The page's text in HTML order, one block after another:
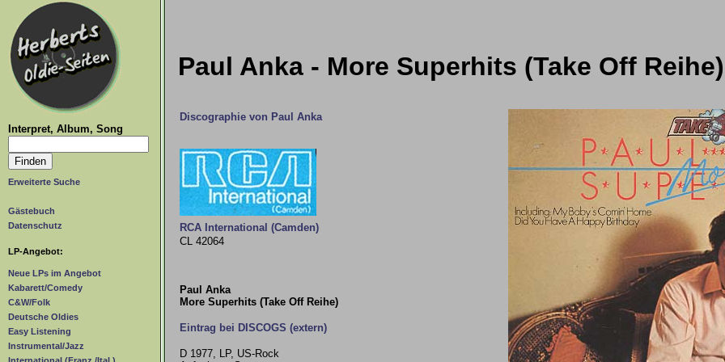
Interpret, Album, Song
Erweiterte Suche
Gästebuch
Datenschutz
LP-Angebot:
Neue LPs im Angebot
Kabarett/Comedy
C&W/Folk
Deutsche Oldies
Easy Listening
Instrumental/Jazz
Paul Anka - More Superhits (Take Off
Discographie von Paul Anka
RCA International (Camden)
CL 42064
Paul Anka
More Superhits (Take Off Reihe)
Eintrag bei DISCOGS (extern)
D 1977, LP, US-Rock